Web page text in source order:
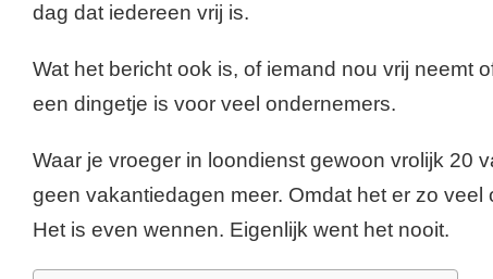
dag dat iedereen vrij is.
Wat het bericht ook is, of iemand nou vrij neemt
een dingetje is voor veel ondernemers.
Waar je vroeger in loondienst gewoon vrolijk 20
geen vakantiedagen meer. Omdat het er zo
Het is even wennen. Eigenlijk went het nooit.